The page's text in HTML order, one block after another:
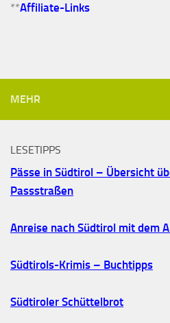
**Affiliate-Links
MEHR
LESETIPPS
Pässe in Südtirol – Übersicht
Passstraßen
Anreise nach Südtirol mit dem
Südtirols-Krimis – Buchtipps
Südtiroler Schüttelbrot